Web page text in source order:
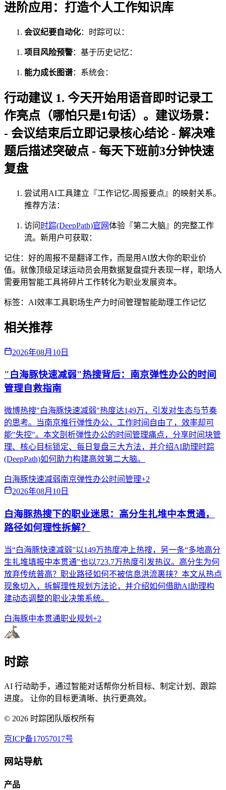
进阶应用：打造个人工作知识库
会议纪要自动化：时踪可以：
项目风险预警：基于历史记忆：
能力成长图谱：系统会：
行动建议 1. 今天开始用语音即时记录工
作亮点（哪怕只是1句话）。建议场景：
- 会议结束后立即记录核心结论 - 解决难
题后描述突破点 - 每天下班前3分钟快速
复盘
尝试用AI工具建立『工作记忆-周报要点』的映射关系。
推荐方法：
访问 时踪(DeepPath)官网体验『第二大脑』的完整工作
流。新用户可获取：
记住：好的周报不是翻译工作，而是用AI放大你的职业价
值。就像顶级足球运动员会用数据复盘提升表现一样，职场人
需要用智能工具将碎片工作转化为职业发展资本。
标签： AI效率工具职场生产力时间管理智能助理工作记忆
相关推荐
2026年08月10日
"白海豚快速减弱"热搜背后：南京弹性办公的时间
管理自救指南
微博热搜"白海豚快速减弱"热度达149万，引发对生态与节奏
的思考。当南京推行弹性办公，工作时间自由了，效率却可
能"失控"。本文剖析弹性办公的时间管理痛点，分享时间块管
理、核心目标锁定、每日复盘三大方法，并介绍AI助理时踪
(DeepPath)如何助力构建高效第二大脑。
白海豚快速减弱南京弹性办公时间管理+2
2026年08月10日
白海豚热搜下的职业迷思：高分生扎堆中本贯通，
路径如何理性拆解？
当“白海豚快速减弱”以149万热度冲上热搜，另一条“多地高分
生扎堆填报中本贯通”也以723.7万热度引发热议。高分生为何
放弃传统普高？职业路径如何不被信息洪流裹挟？本文从热点
现象切入，拆解理性规划方法论，并介绍如何借助AI助理构
建动态调整的职业决策系统。
白海豚中本贯通职业规划 +2
时踪
AI 行动助手，通过智能对话帮你分析目标、制定计划、跟踪
进度。 让你的目标更清晰、执行更高效。
© 2026 时踪团队版权所有
京ICP备17057017号
网站导航
产品